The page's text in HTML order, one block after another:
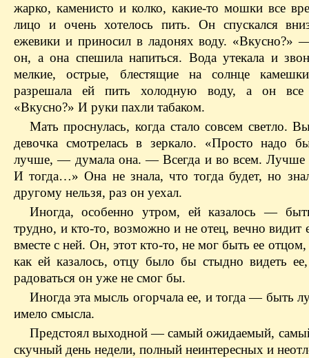
жарко, каменисто и колко, какие-то мошки все
лицо и очень хотелось пить. Он спускался
ежевики и приносил в ладонях воду. «Вкусно?»
он, а она спешила напиться. Вода утекала и
мелкие, острые, блестящие на солнце
разрешала ей пить холодную воду, а он все
«Вкусно?» И руки пахли табаком.
Мать проснулась, когда стало совсем светло.
девочка смотрелась в зеркало. «Просто надо
лучше, — думала она. — Всегда и во всем. Лучше
И тогда…» Она не знала, что тогда будет, но
другому нельзя, раз он уехал.
Иногда, особенно утром, ей казалось —
трудно, и кто-то, возможно и не отец, вечно видит
вместе с ней. Он, этот кто-то, не мог быть ее
как ей казалось, отцу было бы стыдно видеть
радоваться он уже не смог бы.
Иногда эта мысль огорчала ее, и тогда — быть
имело смысла.
Предстоял выходной — самый ожидаемый,
скучный день недели, полный неинтересных и